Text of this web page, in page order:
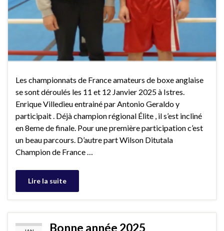
Les championnats de France amateurs de boxe anglaise
se sont déroulés les 11 et 12 Janvier 2025 à Istres.
Enrique Villedieu entrainé par Antonio Geraldo y
participait . Déjà champion régional Élite , il s’est incliné
en 8eme de finale. Pour une première participation c’est
un beau parcours. D’autre part Wilson Ditutala
Champion de France …
Lire la suite
Bonne année 2025